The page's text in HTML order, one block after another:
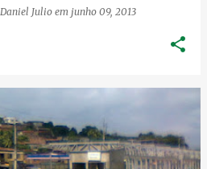
Daniel Julio em junho 09, 2013